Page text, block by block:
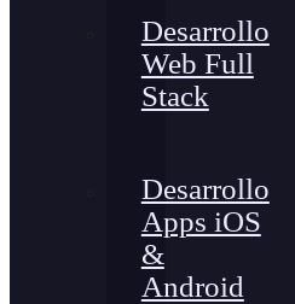
Desarrollo
Web Full
Stack
Desarrollo
Apps iOS
&
Android